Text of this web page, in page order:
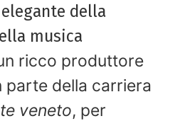
della
musica
ricco produttore
parte della carriera
veneto, per